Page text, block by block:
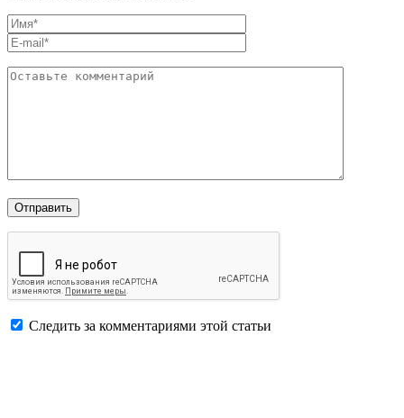
Следить за комментариями этой статьи